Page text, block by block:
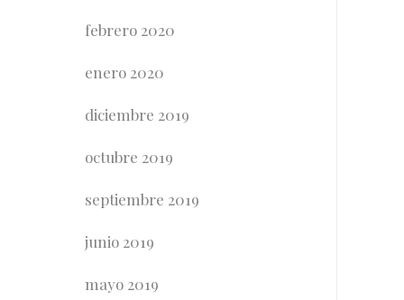
febrero 2020
enero 2020
diciembre 2019
octubre 2019
septiembre 2019
junio 2019
mayo 2019